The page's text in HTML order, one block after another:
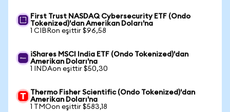
First Trust NASDAQ Cybersecurity ETF (Ondo
Tokenized)'dan Amerikan Doları'na
1 CIBRon eşittir $96,58
iShares MSCI India ETF (Ondo Tokenized)'dan
Amerikan Doları'na
1 INDAon eşittir $50,30
Thermo Fisher Scientific (Ondo Tokenized)'dan
Amerikan Doları'na
1 TMOon eşittir $583,18